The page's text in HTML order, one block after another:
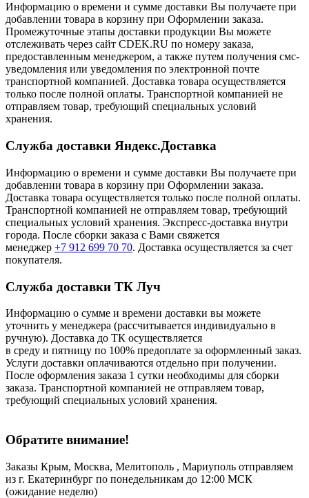
Информацию о времени и сумме доставки Вы получаете при
добавлении товара в корзину при Оформлении заказа.
Промежуточные этапы доставки продукции Вы можете
отслеживать через сайт CDEK.RU по номеру заказа,
предоставленным менеджером, а также путем получения смс-
уведомления или уведомления по электронной почте
транспортной компанией. Доставка товара осуществляется
только после полной оплаты. Транспортной компанией не
отправляем товар, требующий специальных условий
хранения.
Служба доставки Яндекс.Доставка
Информацию о времени и сумме доставки Вы получаете при
добавлении товара в корзину при Оформлении заказа.
Доставка товара осуществляется только после полной оплаты.
Транспортной компанией не отправляем товар, требующий
специальных условий хранения. Экспресс-доставка внутри
города. После сборки заказа с Вами свяжется
менеджер +7 912 699 70 70. Доставка осуществляется за счет
покупателя.
Служба доставки ТК Луч
Информацию о сумме и времени доставки вы можете
уточнить у менеджера (рассчитывается индивидуально в
ручную). Доставка до ТК осуществляется
в среду и пятницу по 100% предоплате за оформленный заказ.
Услуги доставки оплачиваются отдельно при получении.
После оформления заказа 1 сутки необходимы для сборки
заказа. Транспортной компанией не отправляем товар,
требующий специальных условий хранения.
Обратите внимание!
Заказы Крым, Москва, Мелитополь , Мариуполь отправляем
из г. Екатеринбург по понедельникам до 12:00 МСК
(ожидание неделю)